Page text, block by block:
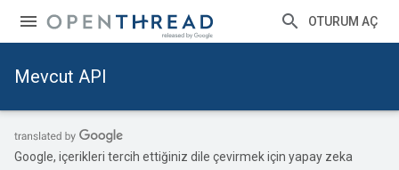
OTURUM AÇ
Mevcut API
Google, içerikleri tercih ettiğiniz dile çevirmek için yapay zeka